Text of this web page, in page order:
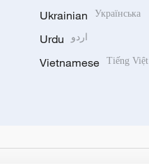
Ukrainian Українська
Urdu اردو
Vietnamese Tiếng Việt